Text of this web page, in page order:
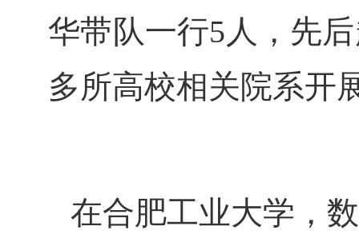
华带队一行5人，先
多所高校相关院系开
在合肥工业大学，